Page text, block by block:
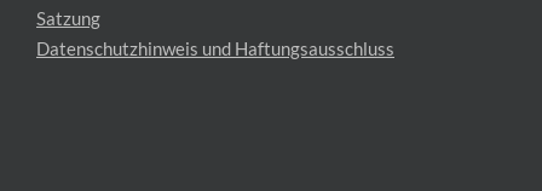
Satzung
Datenschutzhinweis und Haftungsausschluss